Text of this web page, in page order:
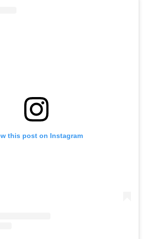
this post on Instagram